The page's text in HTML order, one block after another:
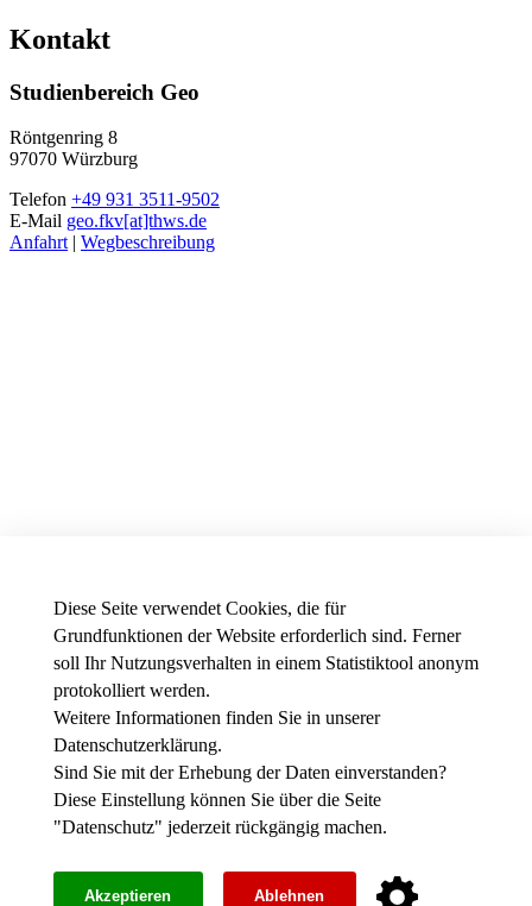
Diese Seite verwendet Cookies, die für
Grundfunktionen der Website erforderlich sind. Ferner
soll Ihr Nutzungsverhalten in einem Statistiktool anonym
protokolliert werden.
Weitere Informationen finden Sie in unserer
Datenschutzerklärung.
Sind Sie mit der Erhebung der Daten einverstanden?
Diese Einstellung können Sie über die Seite
"Datenschutz" jederzeit rückgängig machen.
Akzeptieren Ablehnen
Kontakt
Studienbereich Geo
Röntgenring 8
97070 Würzburg
Telefon +49 931 3511-9502
E-Mail geo.fkv[at]thws.de
Anfahrt | Wegbeschreibung
News - Presse
Stellenausschreibungen der THWS
Intranet
Instagram
Youtube
Impressum